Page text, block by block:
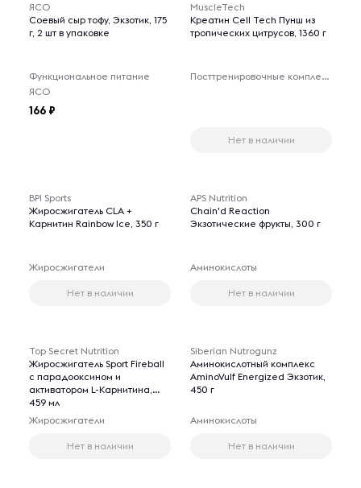
ЯСО
Соевый сыр тофу, Экзотик, 175
г, 2 шт в упаковке
Функциональное питание
ЯСО
166
MuscleTech
Креатин Cell Tech Пунш из
тропических цитрусов, 1360 г
Посттренировочные комплексы
Нет в наличии
BPI Sports
Жиросжигатель CLA +
Карнитин Rainbow Ice, 350 г
Жиросжигатели
Нет в наличии
APS Nutrition
Chain'd Reaction
Экзотические фрукты, 300 г
Аминокислоты
Нет в наличии
Top Secret Nutrition
Жиросжигатель Sport Fireball
с парадооксином и
активатором L-Карнитина,
459 мл
Жиросжигатели
Нет в наличии
Siberian Nutrogunz
Аминокислотный комплекс
AminoVulf Energized Экзотик,
450 г
Аминокислоты
Нет в наличии